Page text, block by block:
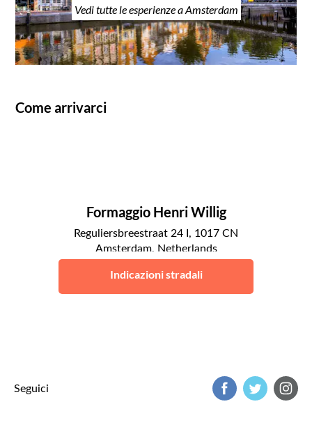
Vedi tutte le esperienze a Amsterdam
Come arrivarci
Formaggio Henri Willig
Reguliersbreestraat 24 I, 1017 CN
Amsterdam, Netherlands
Indicazioni stradali
Seguici